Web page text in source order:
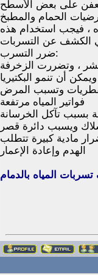
على بعض الأسطح
الحمام والمطبخ
، فيجب استخدام هذه
الكشف عن التسربات
ضرر التسرب:
أن تنمو البكتيريا
فواتير المياه مرتفعة
بسبب تآكل الخرسانة
ويسبب دائرة قصر
مادية كبيرة تتطلب
الهدم وإعادة الإعمار
المياه بالدمام